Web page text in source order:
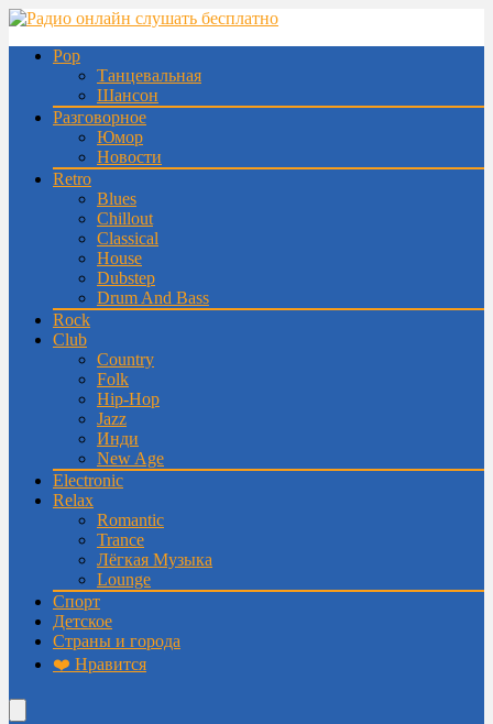
Pop
Танцевальная
Шансон
Разговорное
Юмор
Новости
Retro
Blues
Chillout
Classical
House
Dubstep
Drum And Bass
Rock
Club
Country
Folk
Hip-Hop
Jazz
Инди
New Age
Electronic
Relax
Romantic
Trance
Лёгкая Музыка
Lounge
Спорт
Детское
Страны и города
❤️ Нравится